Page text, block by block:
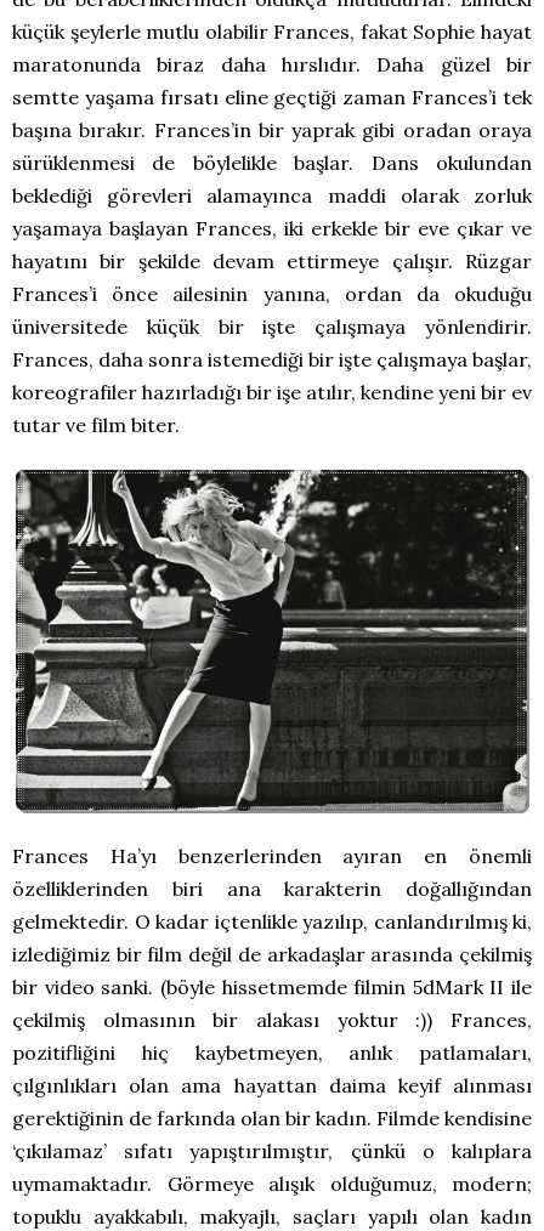
küçük şeylerle mutlu olabilir Frances, fakat Sophie hayat
maratonunda biraz daha hırslıdır. Daha güzel bir
semtte yaşama fırsatı eline geçtiği zaman Frances’i tek
başına bırakır. Frances’in bir yaprak gibi oradan oraya
sürüklenmesi de böylelikle başlar. Dans okulundan
beklediği görevleri alamayınca maddi olarak zorluk
yaşamaya başlayan Frances, iki erkekle bir eve çıkar ve
hayatını bir şekilde devam ettirmeye çalışır. Rüzgar
Frances’i önce ailesinin yanına, ordan da okuduğu
üniversitede küçük bir işte çalışmaya yönlendirir.
Frances, daha sonra istemediği bir işte çalışmaya başlar,
koreografiler hazırladığı bir işe atılır, kendine yeni bir ev
tutar ve film biter.
Frances Ha’yı benzerlerinden ayıran en önemli
özelliklerinden biri ana karakterin doğallığından
gelmektedir. O kadar içtenlikle yazılıp, canlandırılmış ki,
izlediğimiz bir film değil de arkadaşlar arasında çekilmiş
bir video sanki. (böyle hissetmemde filmin 5dMark II ile
çekilmiş olmasının bir alakası yoktur :)) Frances,
pozitifliğini hiç kaybetmeyen, anlık patlamaları,
çılgınlıkları olan ama hayattan daima keyif alınması
gerektiğinin de farkında olan bir kadın. Filmde kendisine
‘çıkılamaz’ sıfatı yapıştırılmıştır, çünkü o kalıplara
uymamaktadır. Görmeye alışık olduğumuz, modern;
topuklu ayakkabılı, makyajlı, saçları yapılı olan kadın